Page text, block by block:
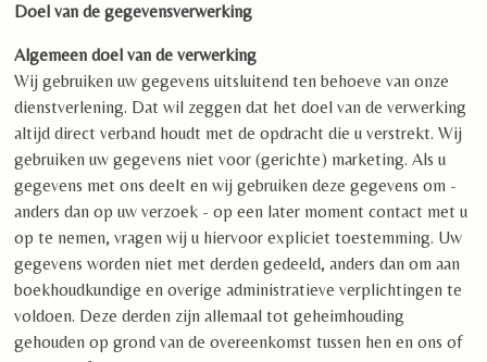
Doel van de gegevensverwerking
Algemeen doel van de verwerking
Wij gebruiken uw gegevens uitsluitend ten behoeve van onze
dienstverlening. Dat wil zeggen dat het doel van de verwerking
altijd direct verband houdt met de opdracht die u verstrekt. Wij
gebruiken uw gegevens niet voor (gerichte) marketing. Als u
gegevens met ons deelt en wij gebruiken deze gegevens om -
anders dan op uw verzoek - op een later moment contact met u
op te nemen, vragen wij u hiervoor expliciet toestemming. Uw
gegevens worden niet met derden gedeeld, anders dan om aan
boekhoudkundige en overige administratieve verplichtingen te
voldoen. Deze derden zijn allemaal tot geheimhouding
gehouden op grond van de overeenkomst tussen hen en ons of